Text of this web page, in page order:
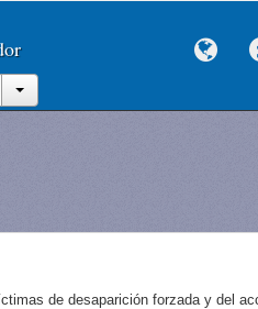
de desaparición forzada y del